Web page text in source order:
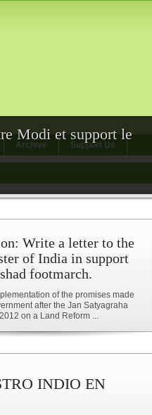
Archive Support Us
Modi et support le
Write a letter to the
of India in support
footmarch.
of the promises made
after the Jan Satyagraha
on a Land Reform ...
INDIO EN